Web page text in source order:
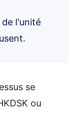
l'unité
se
ou